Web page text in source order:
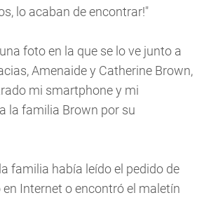
lo acaban de encontrar!"
foto en la que se lo ve junto a
Amenaide y Catherine Brown,
mi smartphone y mi
la familia Brown por su
familia había leído el pedido de
Internet o encontró el maletín